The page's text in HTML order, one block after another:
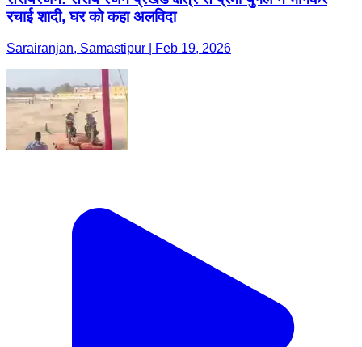
रचाई शादी, घर को कहा अलविदा
Sarairanjan, Samastipur | Feb 19, 2026